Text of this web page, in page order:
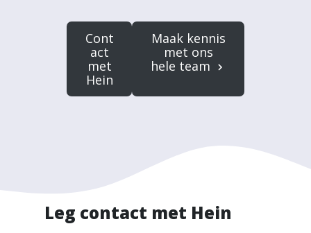
Cont
act
met
Hein
Maak kennis
met ons
hele team
Leg contact met Hein